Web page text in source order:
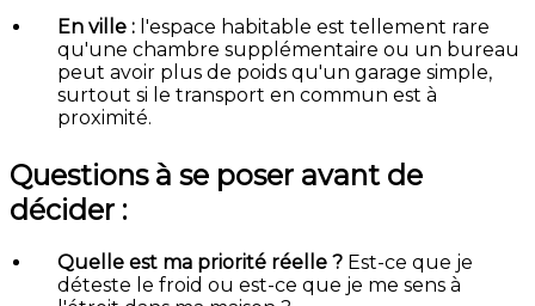
En ville : l'espace habitable est tellement rare
qu'une chambre supplémentaire ou un bureau
peut avoir plus de poids qu'un garage simple,
surtout si le transport en commun est à
proximité.
Questions à se poser avant de
décider :
Quelle est ma priorité réelle ? Est-ce que je
déteste le froid ou est-ce que je me sens à